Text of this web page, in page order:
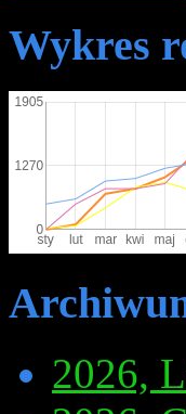
Wykres
2026,